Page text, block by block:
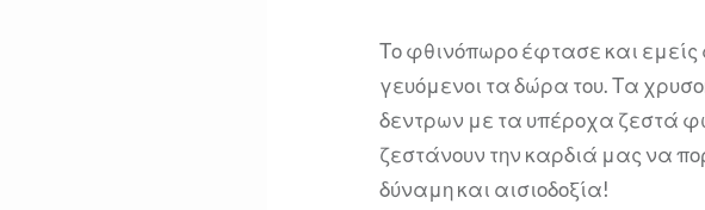
Το φθινόπωρο έφτασε και εμείς
γευόμενοι τα δώρα του. Τα
δεντρων με τα υπέροχα ζεστά
ζεστάνουν την καρδιά μας να
δύναμη και αισιοδοξία!